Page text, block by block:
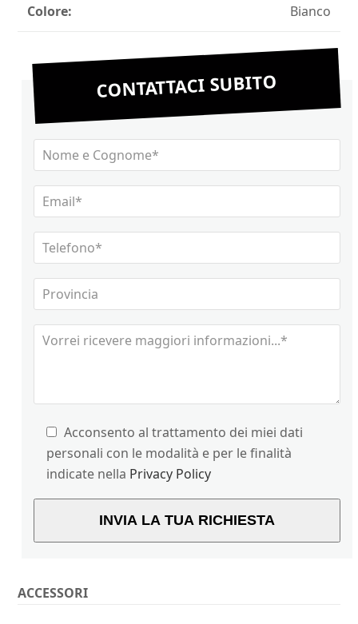
Colore: Bianco
CONTATTACI SUBITO
Acconsento al trattamento dei miei dati
personali con le modalità e per le finalità
indicate nella Privacy Policy
ACCESSORI